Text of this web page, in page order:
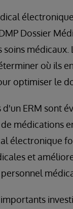
Dossier
médicaux.
où ils
optimiser le
d'un ERM sont
médications
électronique
et